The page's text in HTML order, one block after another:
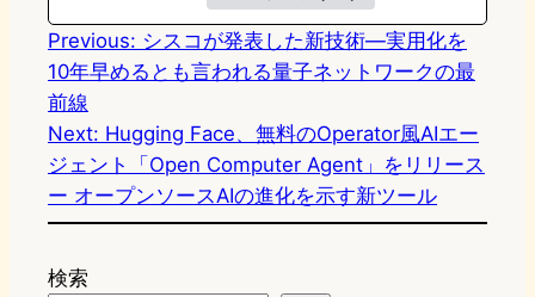
Previous: シスコが発表した新技術―実用化を
10年早めるとも言われる量子ネットワークの最
前線
Next: Hugging Face、無料のOperator風AIエー
ジェント「Open Computer Agent」をリリース
ー オープンソースAIの進化を示す新ツール
検索